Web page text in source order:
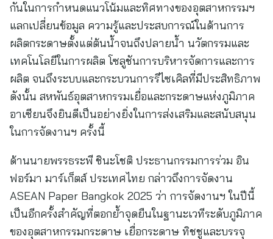
กันในการกำหนดแนวโน้มและทิศทางของอุตสาหกรรมฯ
แลกเปลี่ยนข้อมูล ความรู้และประสบการณ์ในด้านการ
ผลิตกระดาษตั้งแต่ต้นน้ำจนถึงปลายน้ำ นวัตกรรมและ
เทคโนโลยีในการผลิต โซลูชันการบริหารจัดการและการ
ผลิต จนถึงระบบและกระบวนการรีไซเคิลที่มีประสิทธิภาพ
ดังนั้น สหพันธ์อุตสาหกรรมเยื่อและกระดาษแห่งภูมิภาค
อาเซียนจึงยินดีเป็นอย่างยิ่งในการส่งเสริมและสนับสนุน
ในการจัดงานฯ ครั้งนี้
ด้านนายพรรธระพี ชินะโชติ ประธานกรรมการร่วม อิน
ฟอร์มา มาร์เก็ตส์ ประเทศไทย กล่าวถึงการจัดงาน
ASEAN Paper Bangkok 2025 ว่า การจัดงานฯ ในปีนี้
เป็นอีกครั้งสำคัญที่ตอกย้ำจุดยืนในฐานะเวทีระดับภูมิภาค
ของอุตสาหกรรมกระดาษ เยื่อกระดาษ ทิชชูและบรรจุ